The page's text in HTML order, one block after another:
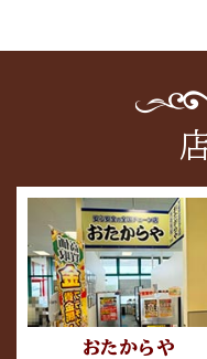
#ヴィトン
平和堂尾西店 出入り
＃グッチ
＃バカラ
＃ディオール
＃フェラガモ
＃金
＃岐阜市
＃おたからや
＃骨董品
おたからや